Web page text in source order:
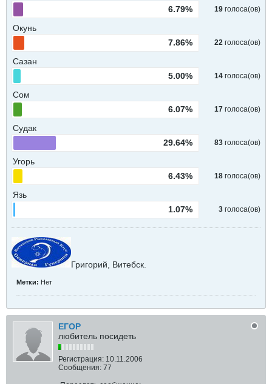
6.79%
19 голоса(ов)
Окунь
7.86%
22 голоса(ов)
Сазан
5.00%
14 голоса(ов)
Сом
6.07%
17 голоса(ов)
Судак
29.64%
83 голоса(ов)
Угорь
6.43%
18 голоса(ов)
Язь
1.07%
3 голоса(ов)
Григорий, Витебск.
Метки: Нет
ЕГОР
любитель посидеть
Регистрация: 10.11.2006
Сообщения: 77